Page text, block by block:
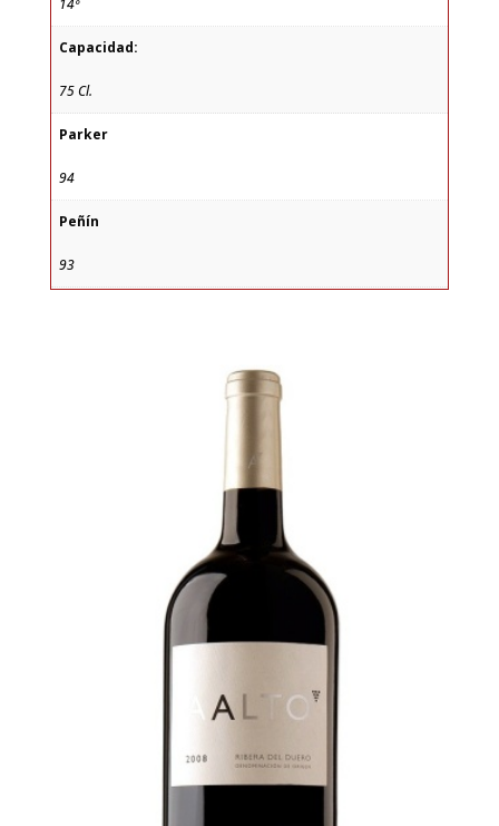
Capacidad:
75 Cl.
Parker
94
Peñín
93